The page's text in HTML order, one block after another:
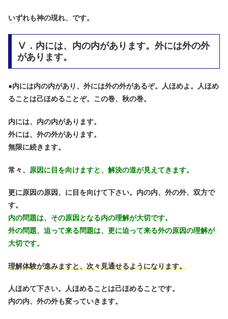
いずれも神の現れ、です。
Ⅴ．内には、内の内があります。外には外の外
があります。
●内には内の内があり、外には外の外があるぞ。人ほめよ。人ほめ
ることは己ほめることぞ。この巻、秋の巻。
内には、内の内があります。
外には、外の外があります。
無限に続きます。
常々、 原因に目を向けますと、解決の道が見えてきます。
更に原因の原因、に目を向けて下さい。内の内、外の外、双方で
す。
内の問題は、その原因となる内の理解が大切です。
外の問題、迫って来る問題は、更に迫って来る外の原因の理解が
大切です。
理解体験が進みますと、次々見通せるようになります。
人ほめて下さい。人ほめることは己ほめることです。
内の内、外の外も変っていきます。